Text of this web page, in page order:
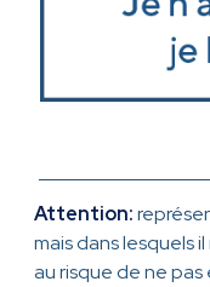
Attention:
mais dans lesquels
au risque de ne